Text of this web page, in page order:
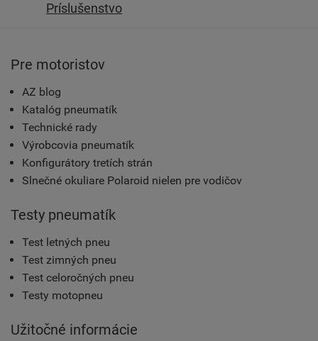
Príslušenstvo
Pre motoristov
AZ blog
Katalóg pneumatík
Technické rady
Výrobcovia pneumatík
Konfigurátory tretích strán
Slnečné okuliare Polaroid nielen pre vodičov
Testy pneumatík
Test letných pneu
Test zimných pneu
Test celoročných pneu
Testy motopneu
Užitočné informácie